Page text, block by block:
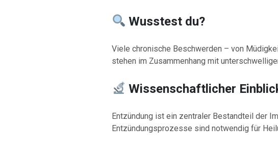
Wusstest du?
Viele chronische Beschwerden – von
stehen im Zusammenhang mit
Wissenschaftlicher
Entzündung ist ein zentraler Bestandteil der
Entzündungsprozesse sind notwendig für